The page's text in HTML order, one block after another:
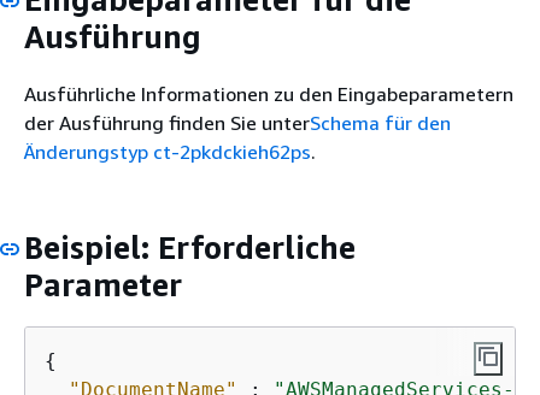
Ausführung
Ausführliche Informationen zu den Eingabeparametern
der Ausführung finden Sie unterSchema für den
Änderungstyp ct-2pkdckieh62ps.
Beispiel: Erforderliche
Parameter
{
"DocumentName"
:
"AWSManagedServices-